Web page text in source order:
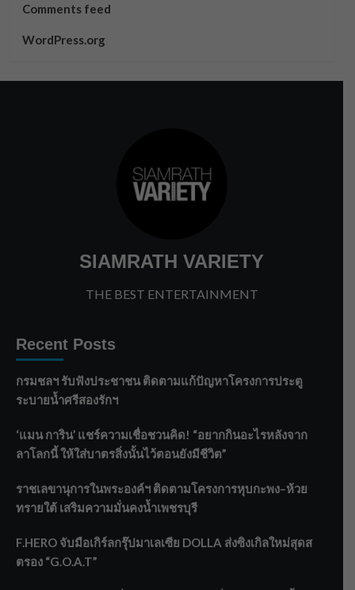
Comments feed
WordPress.org
SIAMRATH VARIETY
THE BEST ENTERTAINMENT
Recent Posts
กรมชลฯ รับฟังประชาชน ติดตามแก้ปัญหาโครงการประตู
ระบายน้ำศรีสองรักฯ
‘แมน การิน’ แชร์ความเชื่อชวนคิด! “อยากกินอะไรหลังจาก
ลาโลกนี้ ให้ใส่บาตรสิ่งนั้นไว้ตอนยังมีชีวิต”
ราชเลขานุการในพระองค์ฯ ติดตามโครงการหุบกะพง–ห้วย
ทรายใต้ เสริมความมั่นคงน้ำเพชรบุรี
F.HERO จับมือเกิร์ลกรุ๊ปมาเลเซีย DOLLA ส่งซิงเกิลใหม่สุดส
ตรอง “G.O.A.T”